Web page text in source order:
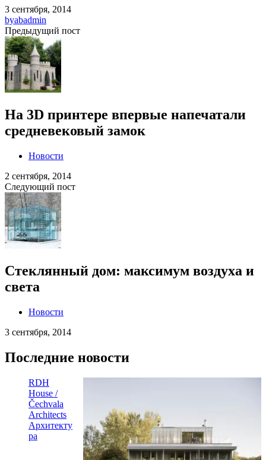
3 сентября, 2014
byabadmin
Предыдущий пост
На 3D принтере впервые напечатали
средневековый замок
Новости
2 сентября, 2014
Следующий пост
Стеклянный дом: максимум воздуха и
света
Новости
3 сентября, 2014
Последние новости
RDH
House /
Čechvala
Architects
Архитекту
ра